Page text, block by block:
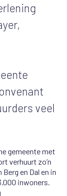
veel
gemeente met
verhuurt zo’n
en Dal en in
inwoners.